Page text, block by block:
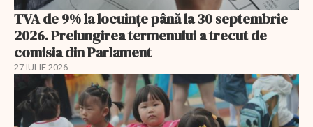
TVA de 9% la locuințe până la 30 septembrie
2026. Prelungirea termenului a trecut de
comisia din Parlament
27 IULIE 2026